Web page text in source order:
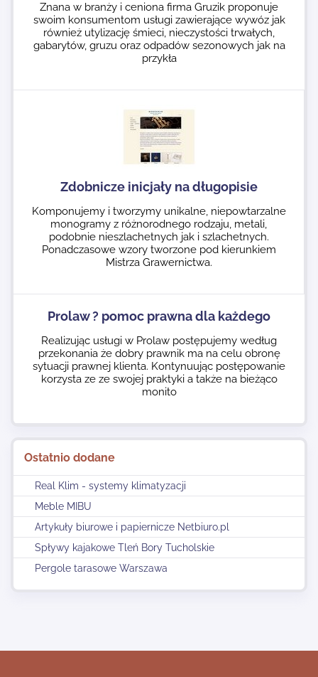
Ostatnio dodane
Real Klim - systemy klimatyzacji
Meble MIBU
Artykuły biurowe i papiernicze Netbiuro.pl
Spływy kajakowe Tleń Bory Tucholskie
Pergole tarasowe Warszawa
Znana w branży i ceniona firma Gruzik proponuje
swoim konsumentom usługi zawierające wywóz jak
również utylizację śmieci, nieczystości trwałych,
gabarytów, gruzu oraz odpadów sezonowych jak na
przykła
Zdobnicze inicjały na długopisie
Komponujemy i tworzymy unikalne, niepowtarzalne
monogramy z różnorodnego rodzaju, metali,
podobnie nieszlachetnych jak i szlachetnych.
Ponadczasowe wzory tworzone pod kierunkiem
Mistrza Grawernictwa.
Prolaw ? pomoc prawna dla każdego
Realizując usługi w Prolaw postępujemy według
przekonania że dobry prawnik ma na celu obronę
sytuacji prawnej klienta. Kontynuując postępowanie
korzysta ze ze swojej praktyki a także na bieżąco
monito